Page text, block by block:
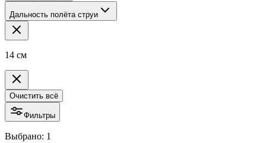
Дальность полёта струи
14 см
Очистить всё
Фильтры
Выбрано: 1